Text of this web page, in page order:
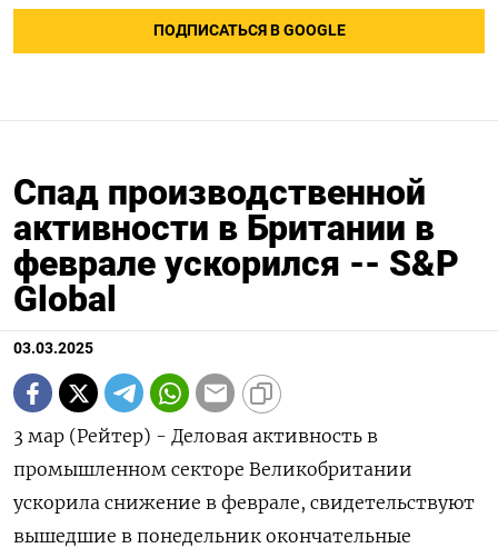
ПОДПИСАТЬСЯ В GOOGLE
Спад производственной
активности в Британии в
феврале ускорился -- S&P
Global
03.03.2025
3 мар (Рейтер) - Деловая активность в
промышленном секторе Великобритании
ускорила снижение в феврале, свидетельствуют
вышедшие в понедельник окончательные